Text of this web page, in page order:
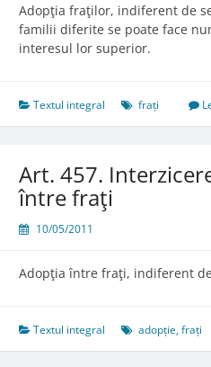
Adopţia fraţilor, indiferent de
familii diferite se poate face
interesul lor superior.
Textul integral frați
Art. 457.
între fraţi
10/05/2011
Adopţia între fraţi, indiferent
Textul integral adopție,frați